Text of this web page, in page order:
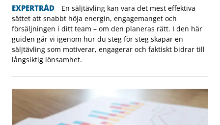
EXPERTRÅD
En säljtävling kan vara det mest effektiva
sättet att snabbt höja energin, engagemanget och
försäljningen i ditt team – om den planeras rätt. I den här
guiden går vi igenom hur du steg för steg skapar en
säljtävling som motiverar, engagerar och faktiskt bidrar till
långsiktig lönsamhet.